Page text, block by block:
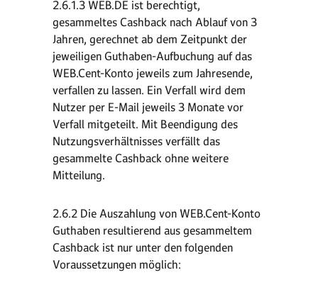
2.6.1.3 WEB.DE ist berechtigt,
gesammeltes Cashback nach Ablauf von 3
Jahren, gerechnet ab dem Zeitpunkt der
jeweiligen Guthaben-Aufbuchung auf das
WEB.Cent-Konto jeweils zum Jahresende,
verfallen zu lassen. Ein Verfall wird dem
Nutzer per E-Mail jeweils 3 Monate vor
Verfall mitgeteilt. Mit Beendigung des
Nutzungsverhältnisses verfällt das
gesammelte Cashback ohne weitere
Mitteilung.
2.6.2 Die Auszahlung von WEB.Cent-Konto
Guthaben resultierend aus gesammeltem
Cashback ist nur unter den folgenden
Voraussetzungen möglich: